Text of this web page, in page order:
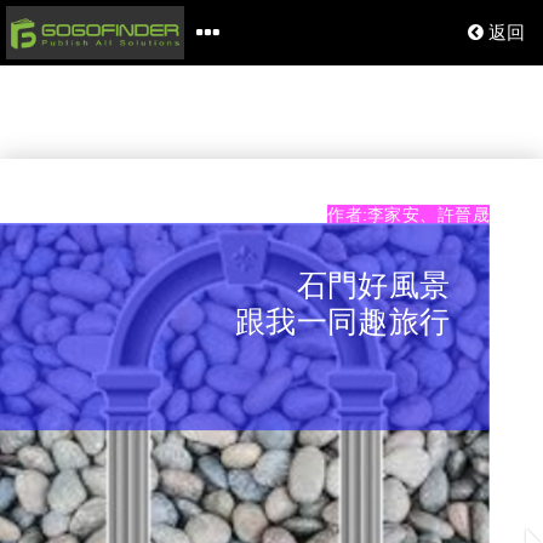
返回
作者:李家安、許晉晟
石門好風景
跟我一同趣旅行
02
01
石門洞
要怎麼去?
石門洞在哪裡?